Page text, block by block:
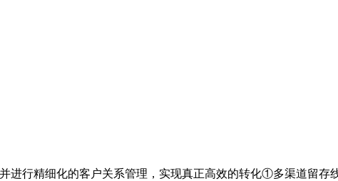
行精细化的客户关系管理，实现真正高效的转化①多渠道留存